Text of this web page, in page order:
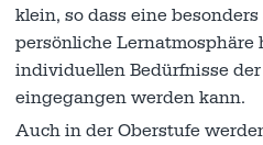
klein, so dass eine
persönliche Lernatmosphäre
individuellen Bedürfnisse
eingegangen werden kann.
Auch in der Oberstufe